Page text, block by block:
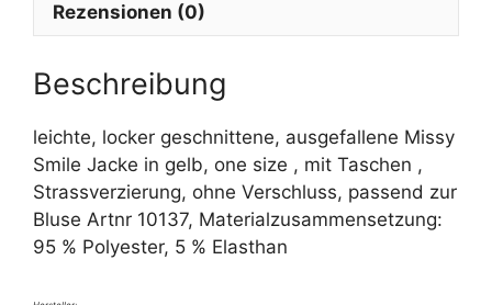
:
Rezensionen (0)
Beschreibung
leichte, locker geschnittene, ausgefallene Missy
Smile Jacke in gelb, one size , mit Taschen ,
Strassverzierung, ohne Verschluss, passend zur
Bluse Artnr 10137, Materialzusammensetzung:
95 % Polyester, 5 % Elasthan